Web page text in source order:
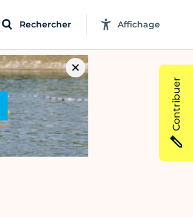
Rechercher Affichage
Contribuer